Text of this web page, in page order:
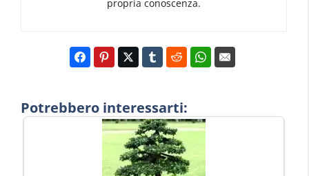
propria conoscenza.
Potrebbero interessarti: